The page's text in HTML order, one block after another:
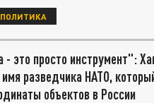
ПОЛИТИКА
- это просто инструмент":
имя разведчика НАТО,
объектов в России